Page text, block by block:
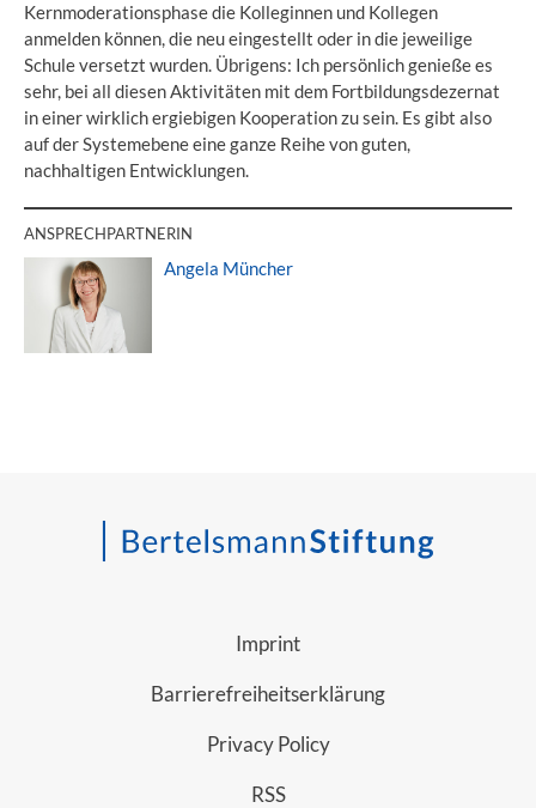
Kernmoderationsphase die Kolleginnen und Kollegen
anmelden können, die neu eingestellt oder in die jeweilige
Schule versetzt wurden. Übrigens: Ich persönlich genieße es
sehr, bei all diesen Aktivitäten mit dem Fortbildungsdezernat
in einer wirklich ergiebigen Kooperation zu sein. Es gibt also
auf der Systemebene eine ganze Reihe von guten,
nachhaltigen Entwicklungen.
ANSPRECHPARTNERIN
Angela Müncher
Imprint
Barrierefreiheitserklärung
Privacy Policy
RSS